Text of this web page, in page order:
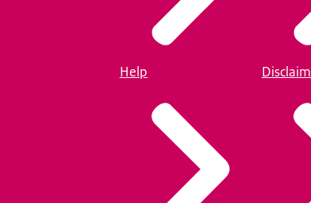
Help